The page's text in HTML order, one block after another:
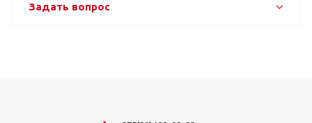
Задать вопрос